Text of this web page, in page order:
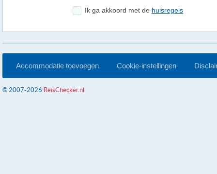
Ik ga akkoord met de huisregels
Accommodatie toevoegen Cookie-instellingen
© 2007-2026 ReisChecker.nl